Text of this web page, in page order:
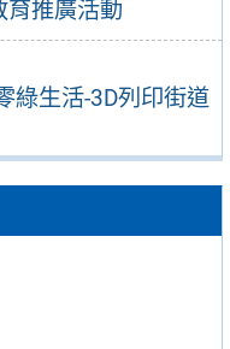
育推廣活動
綠生活-3D列印街道